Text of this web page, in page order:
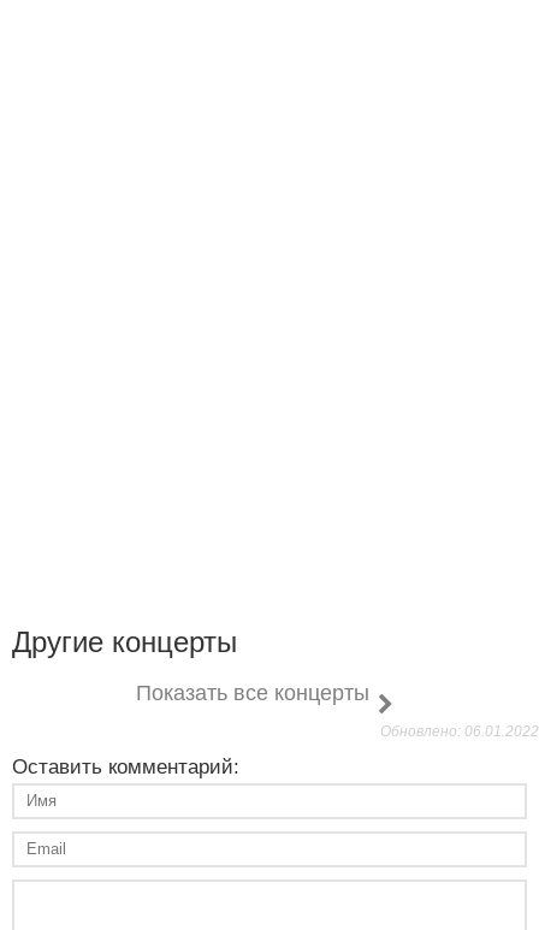
Другие концерты
Показать все концерты
Обновлено: 06.01.2022
Оставить комментарий: